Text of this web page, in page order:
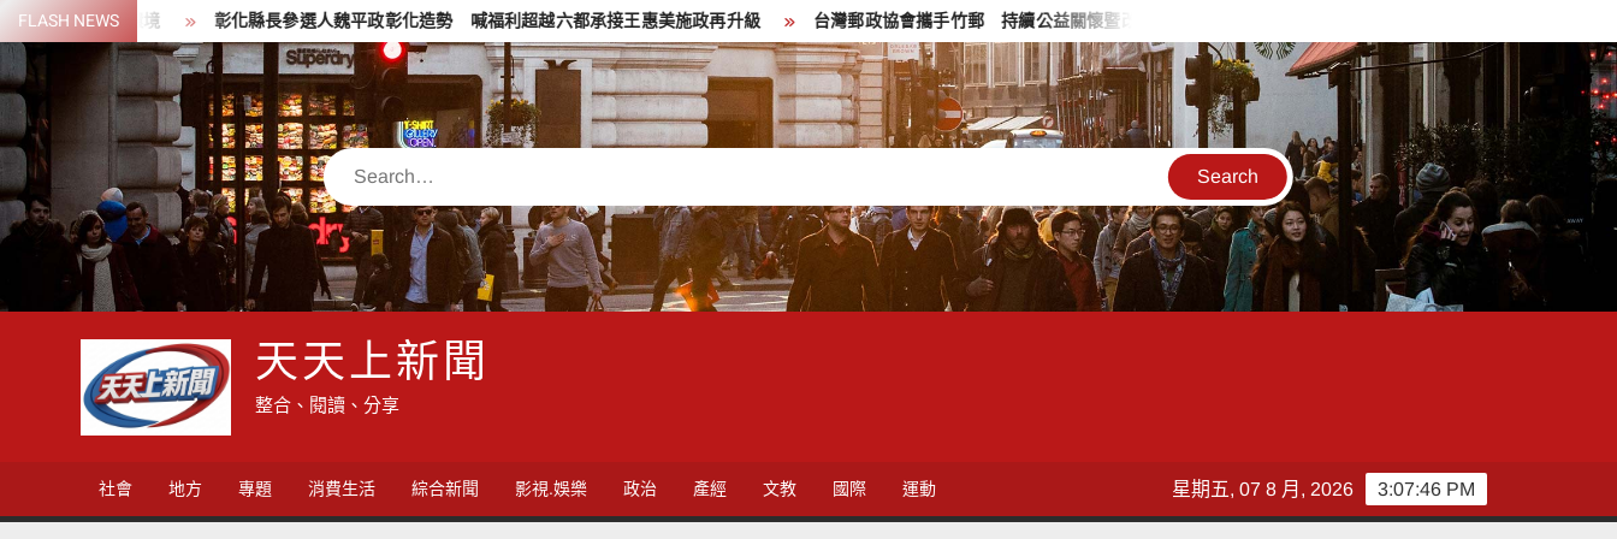
Skip
to
content
FLASH NEWS
彰化縣長參選人魏平政彰化造勢 喊福利超越六都承接王惠美施政再升級 台灣郵政協會攜手竹郵 持續公益關懷暨改善獨居長者居住環境傳遞溫暖愛心
Search
天天上新聞
整合、閱讀、分享
社會 地方 專題 消費生活 綜合新聞 影視.娛樂 政治 產經 文教 國際 運動 3:07:48 PM
星期五, 07 8 月, 2026